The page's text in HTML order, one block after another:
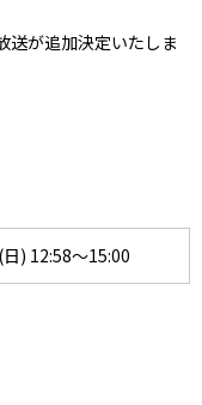
送が追加決定いたしま
) 12:58～15:00